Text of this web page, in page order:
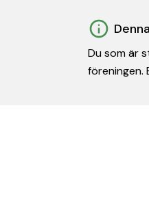
Du som är
föreningen.